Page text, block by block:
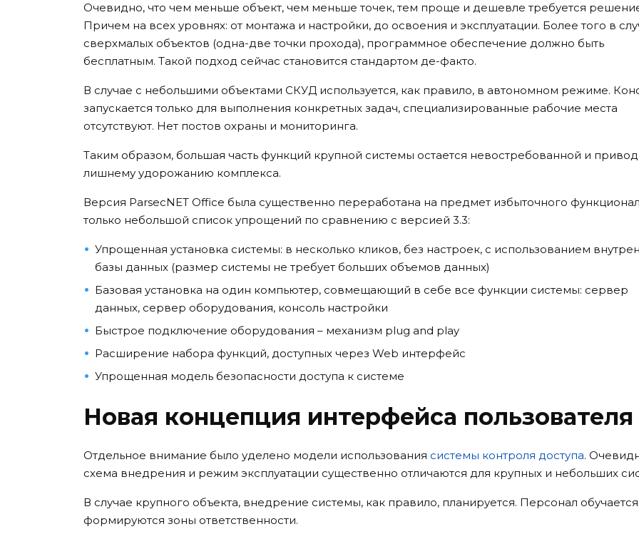
Очевидно, что чем меньше объект, чем меньше точек, тем проще и дешевле требуется
Причем на всех уровнях: от монтажа и настройки, до освоения и эксплуатации. Более того в
сверхмалых объектов (одна-две точки прохода), программное обеспечение должно быть
бесплатным. Такой подход сейчас становится стандартом де-факто.
В случае с небольшими объектами СКУД используется, как правило, в автономном режиме.
запускается только для выполнения конкретных задач, специализированные рабочие места
отсутствуют. Нет постов охраны и мониторинга.
Таким образом, большая часть функций крупной системы остается невостребованной и
лишнему удорожанию комплекса.
Версия ParsecNET Office была существенно переработана на предмет избыточного
только небольшой список упрощений по сравнению с версией 3.3:
Упрощенная установка системы: в несколько кликов, без настроек, с использованием
базы данных (размер системы не требует больших объемов данных)
Базовая установка на один компьютер, совмещающий в себе все функции системы: сервер
данных, сервер оборудования, консоль настройки
Быстрое подключение оборудования – механизм plug and play
Расширение набора функций, доступных через Web интерфейс
Упрощенная модель безопасности доступа к системе
Новая концепция интерфейса пользователя
Отдельное внимание было уделено модели использования системы контроля доступа.
схема внедрения и режим эксплуатации существенно отличаются для крупных и небольших
В случае крупного объекта, внедрение системы, как правило, планируется. Персонал
формируются зоны ответственности.